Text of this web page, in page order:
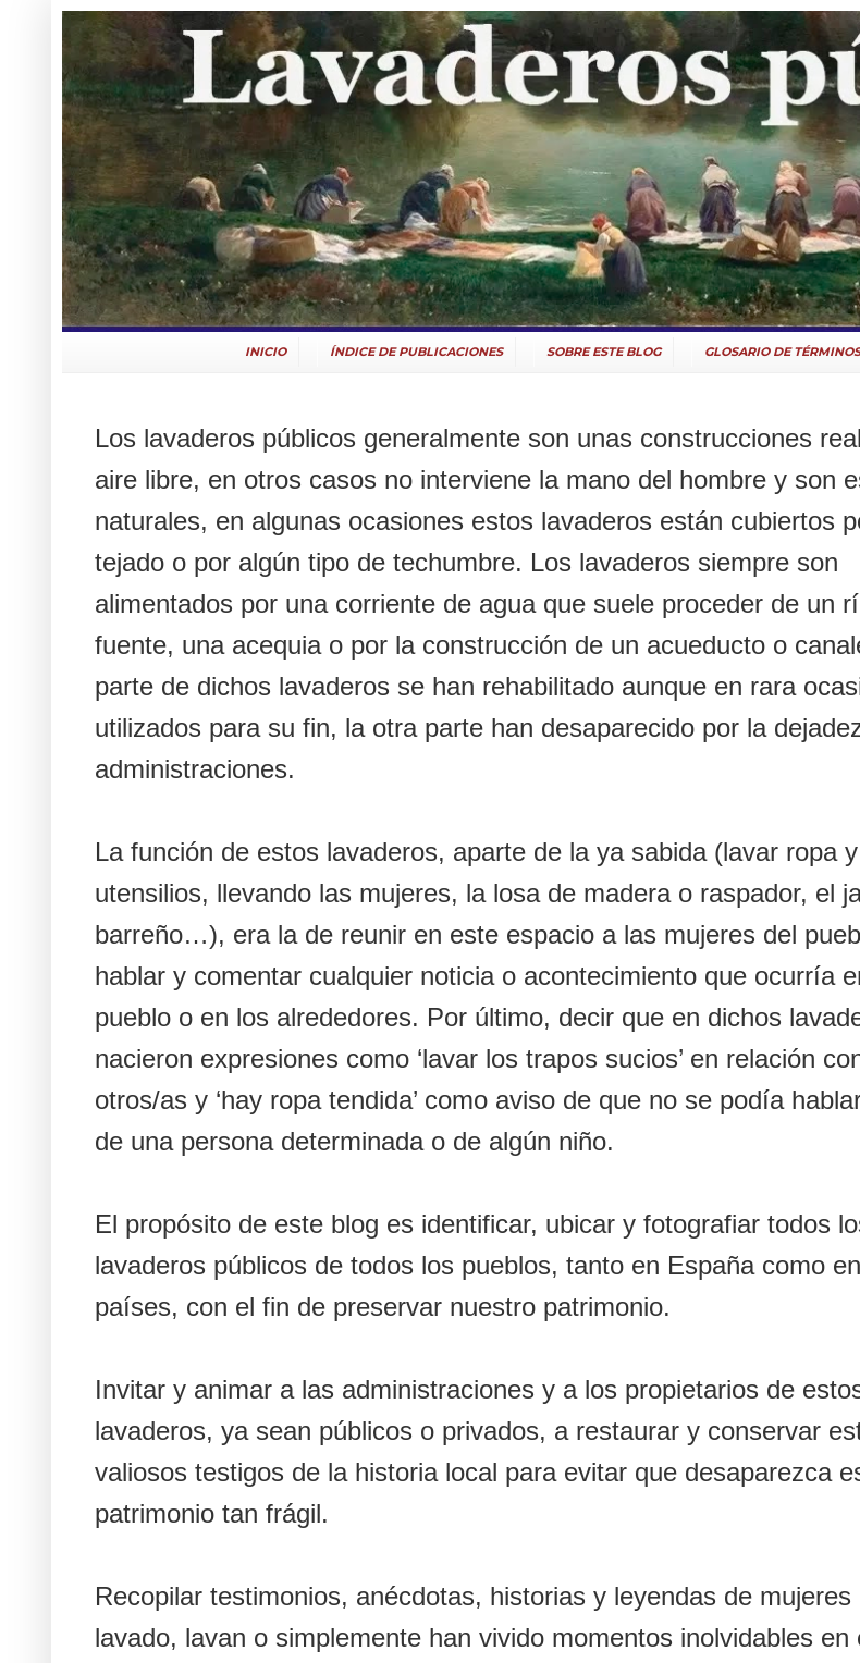
INICIO ÍNDICE DE PUBLICACIONES SOBRE ESTE BLOG GLOSARIO DE TÉRMINOS
Los lavaderos públicos generalmente son unas construcciones
aire libre, en otros casos no interviene la mano del hombre y son
naturales, en algunas ocasiones estos lavaderos están cubiertos
tejado o por algún tipo de techumbre. Los lavaderos siempre son
alimentados por una corriente de agua que suele proceder de un
fuente, una acequia o por la construcción de un acueducto o
parte de dichos lavaderos se han rehabilitado aunque en rara
utilizados para su fin, la otra parte han desaparecido por la
administraciones.
La función de estos lavaderos, aparte de la ya sabida (lavar ropa
utensilios, llevando las mujeres, la losa de madera o raspador, el
barreño…), era la de reunir en este espacio a las mujeres del
hablar y comentar cualquier noticia o acontecimiento que ocurría
pueblo o en los alrededores. Por último, decir que en dichos
nacieron expresiones como ‘lavar los trapos sucios’ en relación
otros/as y ‘hay ropa tendida’ como aviso de que no se podía
de una persona determinada o de algún niño.
El propósito de este blog es identificar, ubicar y fotografiar todos
lavaderos públicos de todos los pueblos, tanto en España como
países, con el fin de preservar nuestro patrimonio.
Invitar y animar a las administraciones y a los propietarios de
lavaderos, ya sean públicos o privados, a restaurar y conservar
valiosos testigos de la historia local para evitar que desaparezca
patrimonio tan frágil.
Recopilar testimonios, anécdotas, historias y leyendas de mujeres
lavado, lavan o simplemente han vivido momentos inolvidables en